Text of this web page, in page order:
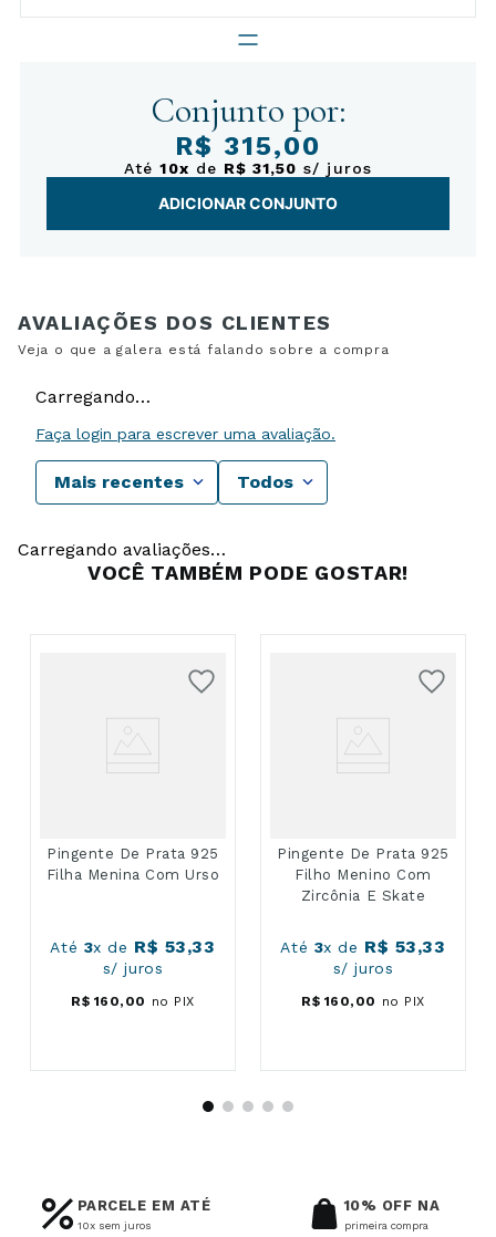
Conjunto por:
R$ 315,00
Até10x de R$ 31,50 s/ juros
ADICIONAR CONJUNTO
Carregando…
Faça login para escrever uma avaliação.
Mais recentes Todos
Carregando avaliações…
VOCÊ TAMBÉM PODE GOSTAR!
Pingente De Prata 925
Filha Menina Com Urso
Até 3x de R$ 53,33
s/ juros
R$ 160, 00 no PIX
Pingente De Prata 925
Filho Menino Com
Zircônia E Skate
Até 3x de R$ 53,33
s/ juros
R$ 160, 00 no PIX
PARCELE EM ATÉ
10x sem juros
10% OFF NA
primeira compra